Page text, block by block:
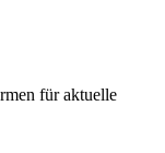
für aktuelle